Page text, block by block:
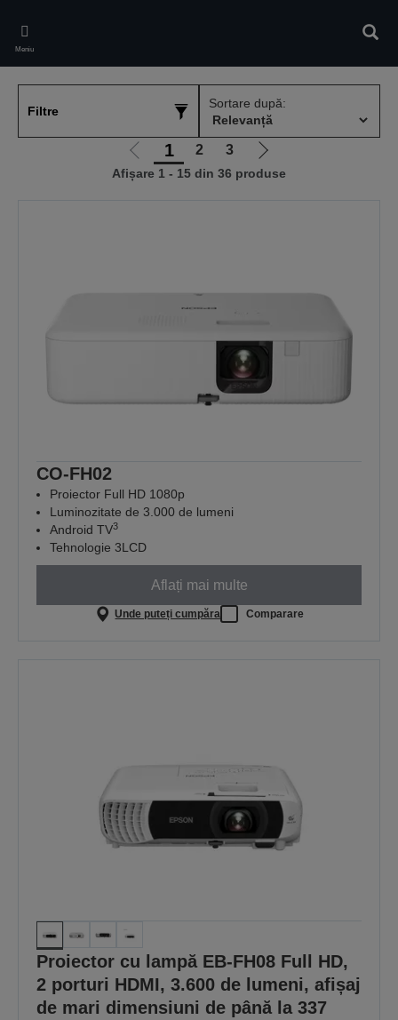
main
content
Meniu
Filtre
Sortare după:
Mergi
la
1 2 3
Mergi
la
Afișare 1 - 15 din 36 produse
CO-FH02
Proiector Full HD 1080p
Luminozitate de 3.000 de lumeni
Android TV3
Tehnologie 3LCD
Aflați mai multe
Unde puteți cumpăra Comparare
Proiector cu lampă EB-FH08 Full HD,
2 porturi HDMI, 3.600 de lumeni, afișaj
de mari dimensiuni de până la 337